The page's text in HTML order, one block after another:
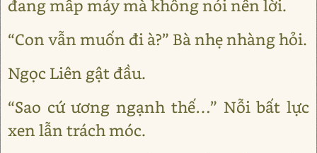
đang mấp máy mà không nói nên lời.
“Con vẫn muốn đi à?” Bà nhẹ nhàng hỏi.
Ngọc Liên gật đầu.
“Sao cứ ương ngạnh thế…” Nỗi bất lực
xen lẫn trách móc.